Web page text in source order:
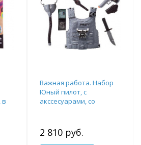
в
Важная работа. Набор
Юный пилот, с
акссесуарами, со
2 810 руб.